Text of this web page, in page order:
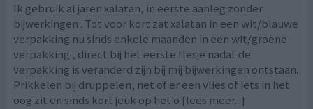
Ik gebruik al jaren xalatan, in eerste aanleg zonder
bijwerkingen . Tot voor kort zat xalatan in een wit/blauwe
verpakking nu sinds enkele maanden in een wit/groene
verpakking , direct bij het eerste flesje nadat de
verpakking is veranderd zijn bij mij bijwerkingen ontstaan.
Prikkelen bij druppelen, net of er een vlies of iets in het
oog zit en sinds kort jeuk op het o [lees meer...]